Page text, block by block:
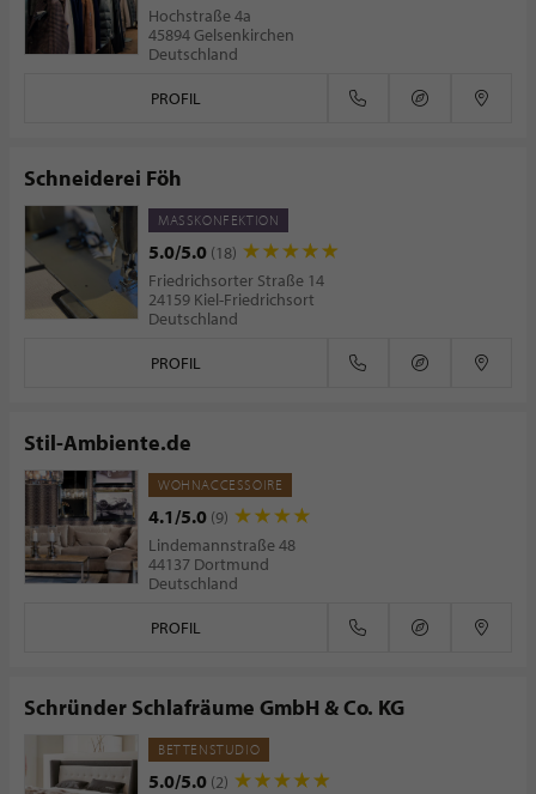
Hochstraße 4a
45894 Gelsenkirchen
Deutschland
PROFIL
Schneiderei Föh
MASSKONFEKTION
5.0/5.0 (18)
Friedrichsorter Straße 14
24159 Kiel-Friedrichsort
Deutschland
PROFIL
Stil-Ambiente.de
WOHNACCESSOIRE
4.1/5.0 (9)
Lindemannstraße 48
44137 Dortmund
Deutschland
PROFIL
Schründer Schlafräume GmbH & Co. KG
BETTENSTUDIO
5.0/5.0 (2)